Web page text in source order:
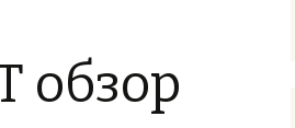
обзор